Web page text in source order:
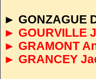
► GONZAGUE
► GOURVILLE
► GRAMONT
► GRANCEY